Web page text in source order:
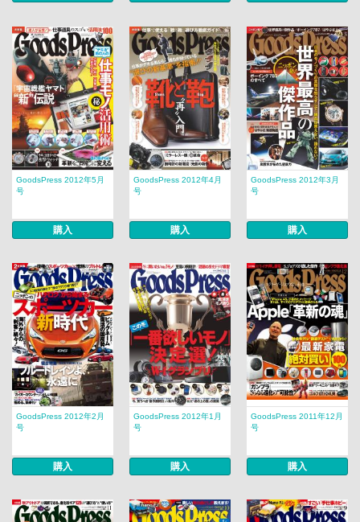
GoodsPress 2012年5月
号
購入
GoodsPress 2012年4月
号
購入
GoodsPress 2012年3月
号
購入
GoodsPress 2012年2月
号
購入
GoodsPress 2012年1月
号
購入
GoodsPress 2011年12月
号
購入